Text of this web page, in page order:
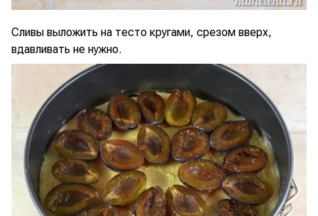
Сливы выложить на тесто кругами, срезом вверх,
вдавливать не нужно.